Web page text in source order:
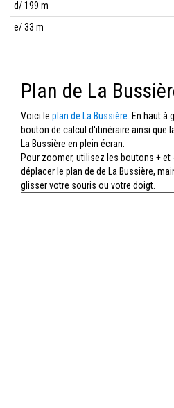
d/ 199 m
e/ 33 m
Plan de La
Voici le plan de La Bussière . En haut
bouton de calcul d'itinéraire ainsi que
La Bussière en plein écran.
Pour zoomer, utilisez les boutons + et
déplacer le plan de de La Bussière,
glisser votre souris ou votre doigt.